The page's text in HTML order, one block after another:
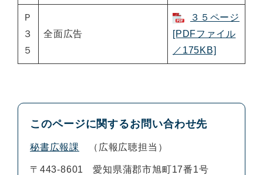
Ｐ
３
５
全面広告
３５ページ
[PDFファイル
／175KB]
このページに関するお問い合わせ先
秘書広報課 広報広聴担当
〒443-8601
愛知県蒲郡市旭町17番1号